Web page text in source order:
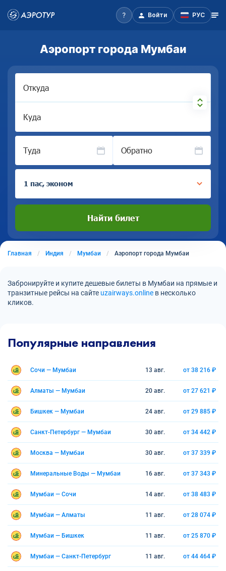
Войти РУС
Аэропорт города Мумбаи
Откуда
Куда
Туда Обратно
1 пас, эконом
Найти билет
Главная Индия Мумбаи Аэропорт города Мумбаи
Забронируйте и купите дешевые билеты в Мумбаи на прямые и
транзитные рейсы на сайте uzairways.online в несколько
кликов.
Популярные направления
Сочи — Мумбаи 13 авг. от 38 216 ₽
Алматы — Мумбаи 20 авг. от 27 621 ₽
Бишкек — Мумбаи 24 авг. от 29 885 ₽
Санкт-Петербург — Мумбаи 30 авг. от 34 442 ₽
Москва — Мумбаи 30 авг. от 37 339 ₽
Минеральные Воды — Мумбаи 16 авг. от 37 343 ₽
Мумбаи — Сочи 14 авг. от 38 483 ₽
Мумбаи — Алматы 11 авг. от 28 074 ₽
Мумбаи — Бишкек 11 авг. от 25 870 ₽
Мумбаи — Санкт-Петербург 11 авг. от 44 464 ₽